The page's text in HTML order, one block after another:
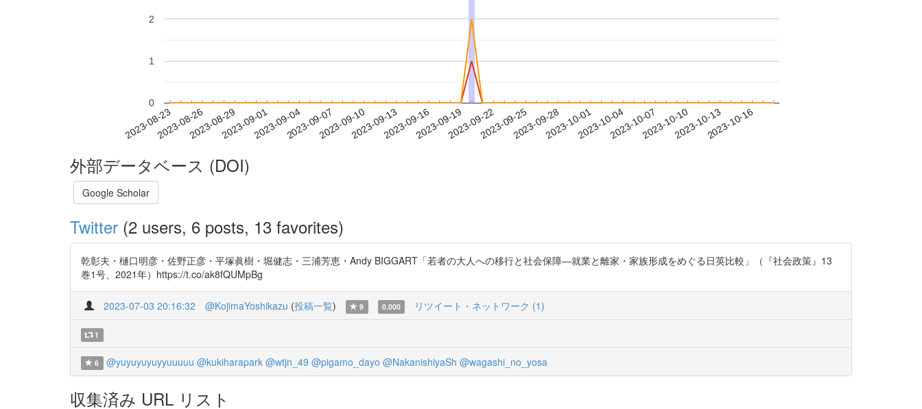
2023-08-232023-08-262023-08-292023-09-012023-09-042023-09-072023-09-102023-09-132023-09-162023-09-192023-09-222023-09-252023-09-282023-10-012023-10-042023-10-072023-10-102023-10-132023-10-16
0
1
2
外部データベース (DOI)
Google Scholar
Twitter (2 users, 6 posts, 13 favorites)
乾彰夫・樋口明彦・佐野正彦・平塚眞樹・堀健志・三浦芳恵・Andy BIGGART「若者の大人への移行と社会保障―就業と離家・家族形成をめぐる日英比較」（『社会政策』13
巻1号、2021年）https://t.co/ak8fQUMpBg
2023-07-03 20:16:32 @KojimaYoshikazu (投稿一覧) 9 0.000 リツイート・ネットワーク (1)
1
6 @yuyuyuyuyyuuuuu @kukiharapark @wtjn_49 @pigamo_dayo @NakanishiyaSh @wagashi_no_yosa
収集済み URL リスト